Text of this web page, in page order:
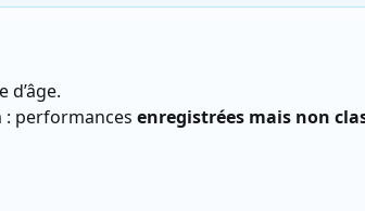
d’âge.
: performances enregistrées mais non